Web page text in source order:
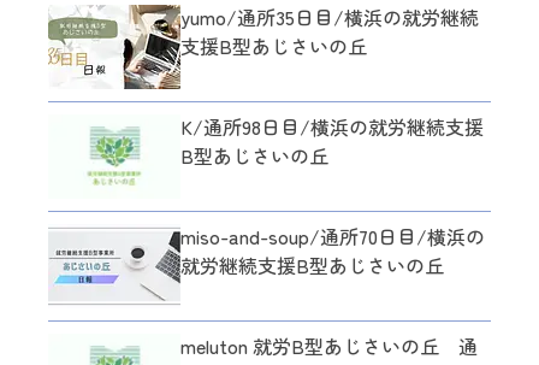
yumo/通所35日目/横浜の就労継続
支援B型あじさいの丘
K/通所98日目/横浜の就労継続支援
B型あじさいの丘
miso-and-soup/通所70日目/横浜の
就労継続支援B型あじさいの丘
meluton 就労B型あじさいの丘 通